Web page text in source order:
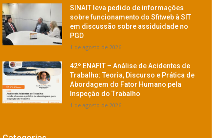
SINAIT leva pedido de informações
sobre funcionamento do Sfitweb à SIT
em discussão sobre assiduidade no
PGD
1 de agosto de 2026
42º ENAFIT – Análise de Acidentes de
Trabalho: Teoria, Discurso e Prática de
Abordagem do Fator Humano pela
Inspeção do Trabalho
1 de agosto de 2026